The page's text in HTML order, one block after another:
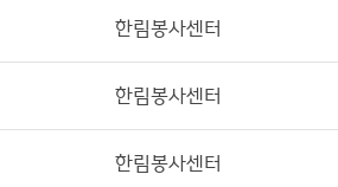
한림봉사센터
한림봉사센터
한림봉사센터